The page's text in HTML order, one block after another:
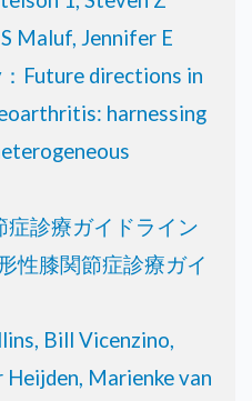
Maluf, Jennifer E
Future directions in
harnessing
症診療ガイドライン
性膝関節症診療ガイ
Bill Vicenzino,
Heijden, Marienke van